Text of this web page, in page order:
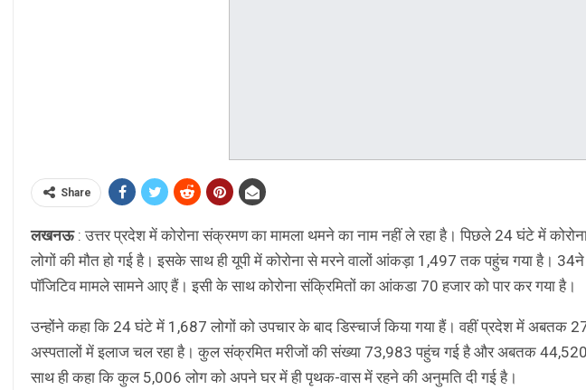
Share
लखनऊ: उत्तर प्रदेश में कोरोना संक्रमण का मामला थमने का नाम नहीं ले रहा है। पिछले 24 घंटे में
लोगों की मौत हो गई है। इसके साथ ही यूपी में कोरोना से मरने वालों आंकड़ा 1,497 तक पहुंच गया है।
पॉजिटिव मामले सामने आए हैं। इसी के साथ कोरोना संक्रिमितों का आंकडा 70 हजार को पार कर गया है।
उन्होंने कहा कि 24 घंटे में 1,687 लोगों को उपचार के बाद डिस्चार्ज किया गया हैं। वहीं प्रदेश में
अस्पतालों में इलाज चल रहा है। कुल संक्रमित मरीजों की संख्या 73,983 पहुंच गई है और अबतक 44,520
साथ ही कहा कि कुल 5,006 लोग को अपने घर में ही पृथक-वास में रहने की अनुमति दी गई है।